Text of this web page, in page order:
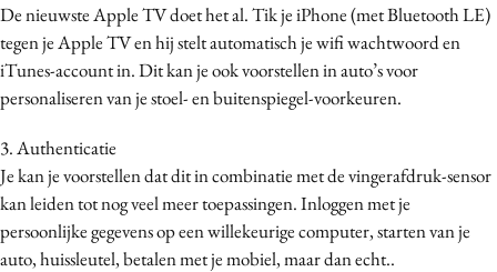
De nieuwste Apple TV doet het al. Tik je iPhone (met Bluetooth LE)
tegen je Apple TV en hij stelt automatisch je wifi wachtwoord en
iTunes-account in. Dit kan je ook voorstellen in auto’s voor
personaliseren van je stoel- en buitenspiegel-voorkeuren.
3. Authenticatie
Je kan je voorstellen dat dit in combinatie met de vingerafdruk-sensor
kan leiden tot nog veel meer toepassingen. Inloggen met je
persoonlijke gegevens op een willekeurige computer, starten van je
auto, huissleutel, betalen met je mobiel, maar dan echt..